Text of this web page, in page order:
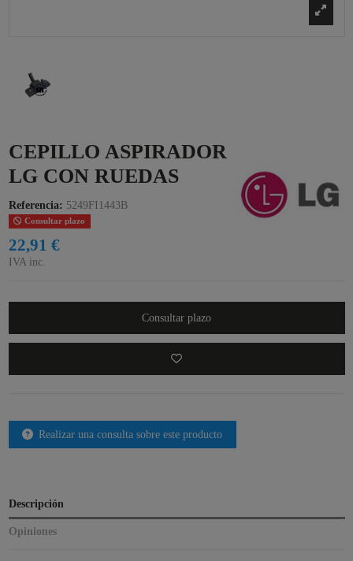
CEPILLO ASPIRADOR
LG CON RUEDAS
Referencia: 5249FI1443B
Consultar plazo
22,91 €
IVA inc.
Consultar plazo
Realizar una consulta sobre este producto
Descripción
Opiniones